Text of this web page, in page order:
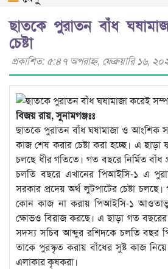
ছাতকে পুরাতন বাঁধ
চেষ্টা
প্রকাশিত: ৫:৪৭ অপরাহ্ণ, ফেব্রুয়ারি ১৬,
বিজয় রায়, সুনামগঞ্জঃঃ
ছাতকে পুরাতন বাঁধ ঘষামাজা ও আংশিক
কাজ শেষ করার চেষ্টা করা হচ্ছে। এ
চলছে ধীর গতিতে। গত বছরে নির্মিত বাঁধ
চলতি বছরে এখানের পিআইসি-১ এ
সরকার প্রদেয় অর্থ লুটপাটের চেষ্টা
কোন কাজ না করায় পিআইসি-১
ক্ষোভও বিরাজ করছে। এ ছাড়া গত
সদস্য সচিব আব্দুর রশিদকে চলতি বছর
তাকে পুরস্কৃত করায় বাঁধের সুষ্ট কাজ
এলাকার কৃষকরা।